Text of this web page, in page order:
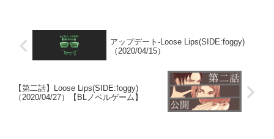
アップデート-Loose Lips(SIDE:foggy)
（2020/04/15）
【第二話】Loose Lips(SIDE:foggy)
（2020/04/27）【BLノベルゲーム】